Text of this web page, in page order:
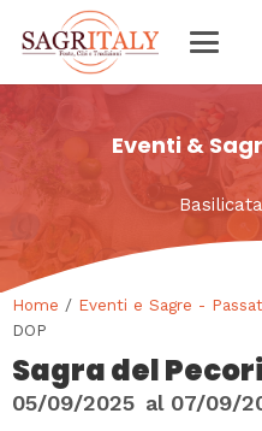
Eventi &
Basilicata
Home / Eventi e Sagre -
DOP
Sagra del
05/09/2025 al 07/09/